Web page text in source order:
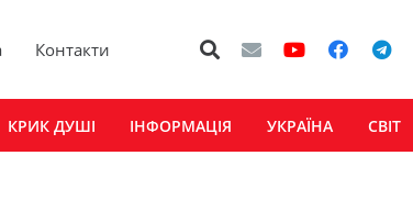
Контакти
КРИК ДУШІ ІНФОРМАЦІЯ УКРАЇНА СВІТ